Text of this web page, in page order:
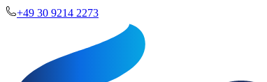
+49 30 9214 2273